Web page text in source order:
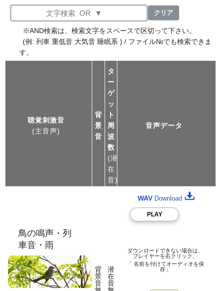
クリア
※AND検索は、検索文字をスペースで区切って下さい。
(例: 列車 重低音 大気音 睡眠系 ) / ファイル№でも検索できま
す。
聴覚刺激音
(主音声)
背
景
音
タ
ー
ゲ
ッ
ト
周
波
数
(潜
在
音)
音声データ
鳥の鳴声・列
車音・雨
背
景
音
潜
在
音
WAV Download
PLAY
ダウンロードできない場合は、
プレイヤーを右クリック、
「 名前を付けてオーディオを保
存」